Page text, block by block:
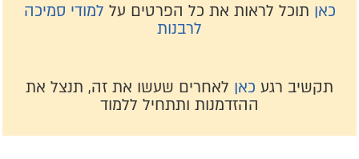
כאןתוכל לראות את כל הפרטים על למודי סמיכה
לרבנות
תקשיב רגע כאןלאחרים שעשו את זה, תנצל את
ההזדמנות ותתחיל ללמוד